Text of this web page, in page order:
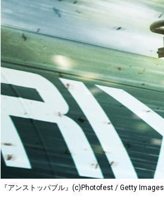
『アンストッパブル』(c)Photofest / Getty Images